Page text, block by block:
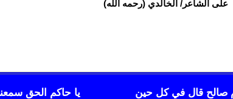
على الشاعر/ الخالدي (رحمه الله)
صالح قال في كل حين
يا حاكم الحق